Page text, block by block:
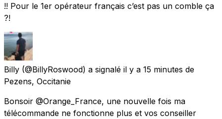
!! Pour le 1er opérateur français c’est pas un comble ça
?!
Billy (@BillyRoswood) a signalé il y a 15 minutes de
Pezens, Occitanie
Bonsoir @Orange_France, une nouvelle fois ma
télécommande ne fonctionne plus et vos conseiller